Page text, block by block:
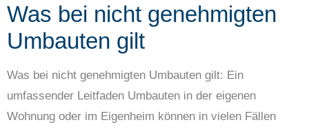
Was bei nicht genehmigten
Umbauten gilt
Was bei nicht genehmigten Umbauten gilt: Ein
umfassender Leitfaden Umbauten in der eigenen
Wohnung oder im Eigenheim können in vielen Fällen